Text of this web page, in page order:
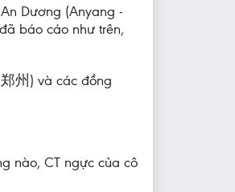
Dương (Anyang -
báo cáo như trên,
州) và các đồng
nào, CT ngực của cô